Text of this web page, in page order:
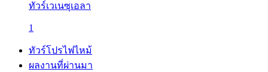
ทัวร์เวเนซุเอลา
1
ทัวร์โปรไฟไหม้
ผลงานที่ผ่านมา